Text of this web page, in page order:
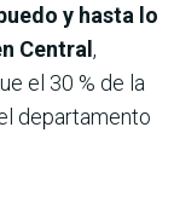
y hasta lo
Central,
el 30 % de la
departamento